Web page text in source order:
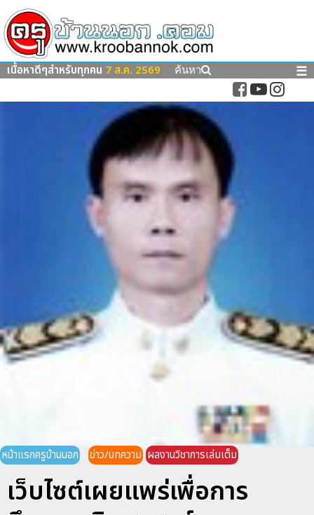
เนื้อหาดีๆสำหรับทุกคน 7 ส.ค. 2569 ค้นหา ☰
หน้าแรกครูบ้านนอก ข่าว/บทความ ผลงานวิชาการเล่มเต็ม
เว็บไซต์เผยแพร่เพื่อการ